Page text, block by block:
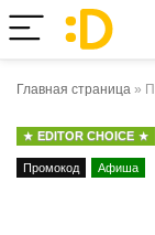
Главная страница »
EDITOR CHOICE
Промокод Афиша